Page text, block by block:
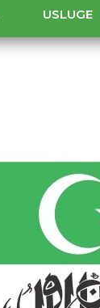
USLUGE